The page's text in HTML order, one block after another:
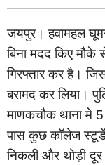
जयपुर। हवामहल
बिनामददकिएमौके
गिरफ्तारकरहै।
बरामदकरलिया।
माणकचौक थानामे
पासकुछकॉलेज
निकलीऔर थोड़ीदूर